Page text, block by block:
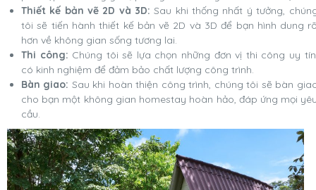
Thiết kế bản vẽ 2D và 3D:Sau khi thống nhất ý tưởng,
tôi sẽ tiến hành thiết kế bản vẽ 2D và 3D để bạn hình dung
hơn về không gian sống tương lai.
Thi công: Chúng tôi sẽ lựa chọn những đơn vị thi công uy
có kinh nghiệm để đảm bảo chất lượng công trình.
Bàn giao: Sau khi hoàn thiện công trình, chúng tôi sẽ bàn
cho bạn một không gian homestay hoàn hảo, đáp ứng mọi
cầu.